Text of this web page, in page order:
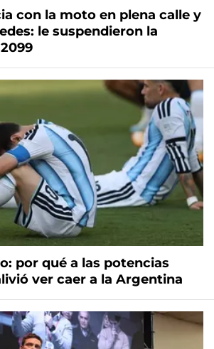
con la moto en plena calle y
le suspendieron la
por qué a las potencias
ver caer a la Argentina